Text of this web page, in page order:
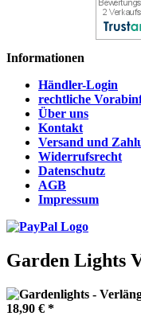
Informationen
Händler-Login
rechtliche
Über uns
Kontakt
Versand und
Widerrufsrecht
Datenschutz
AGB
Impressum
Garden Lights
18,90 € *